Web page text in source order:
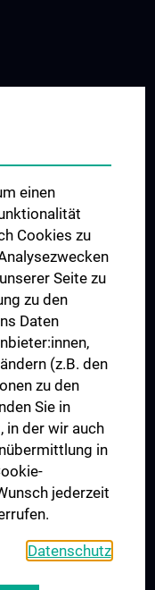
for Medical
einen
Cookies zu
Seite zu
zu den
Daten
(z.B. den
zu den
Sie in
in der wir auch
in
jederzeit
Datenschutz